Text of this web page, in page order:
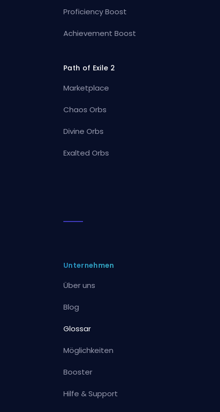
Proficiency Boost
Achievement Boost
Path of Exile 2
Marketplace
Chaos Orbs
Divine Orbs
Exalted Orbs
Unternehmen
Über uns
Blog
Glossar
Möglichkeiten
Booster
Hilfe & Support